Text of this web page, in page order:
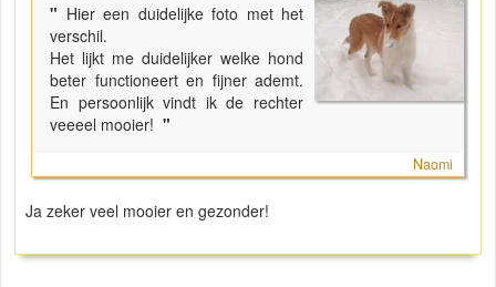
" Hier een duidelijke foto met het
verschil.
Het lijkt me duidelijker welke hond
beter functioneert en fijner ademt.
En persoonlijk vindt ik de rechter
veeeel mooier! "
Naomi
Ja zeker veel mooier en gezonder!